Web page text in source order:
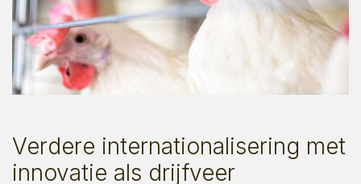
Verdere internationalisering met
innovatie als drijfveer